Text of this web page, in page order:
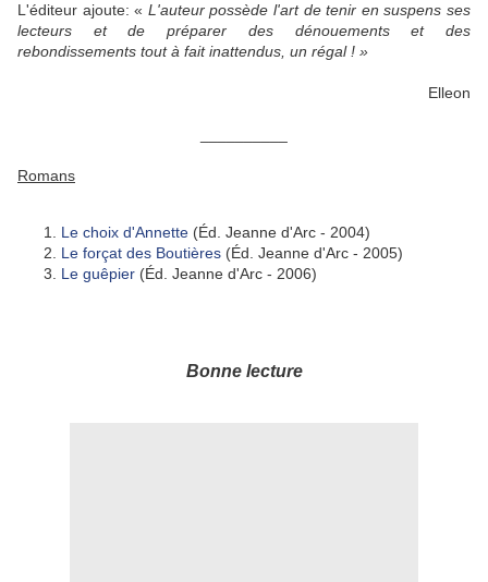
L'éditeur ajoute: « L'auteur possède l'art de tenir en suspens ses
lecteurs et de préparer des dénouements et des
rebondissements tout à fait inattendus, un régal ! »
Elleon
Romans
Le choix d'Annette (Éd. Jeanne d'Arc - 2004)
Le forçat des Boutières (Éd. Jeanne d'Arc - 2005)
Le guêpier (Éd. Jeanne d'Arc - 2006)
Bonne lecture